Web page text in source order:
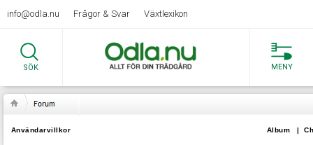
info@odla.nu Frågor & Svar Växtlexikon
SÖK MENY
Användarvillkor Album |